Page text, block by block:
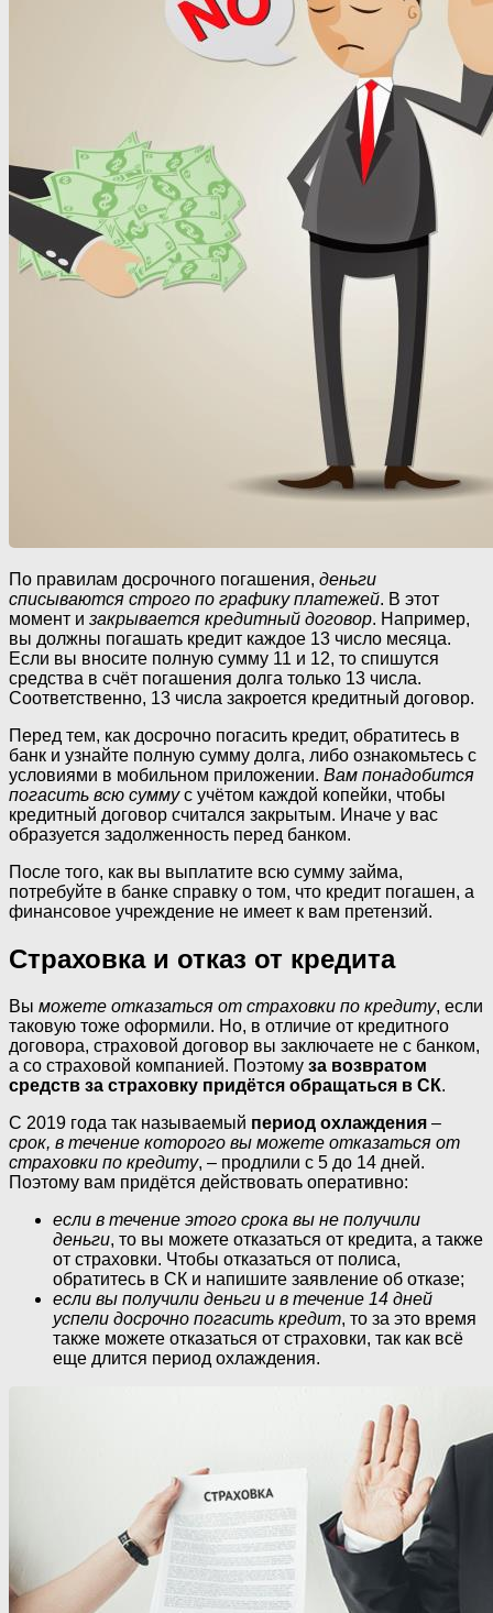
По правилам досрочного погашения, деньги
списываются строго по графику платежей. В этот
момент и закрывается кредитный договор. Например,
вы должны погашать кредит каждое 13 число месяца.
Если вы вносите полную сумму 11 и 12, то спишутся
средства в счёт погашения долга только 13 числа.
Соответственно, 13 числа закроется кредитный договор.
Перед тем, как досрочно погасить кредит, обратитесь в
банк и узнайте полную сумму долга, либо ознакомьтесь с
условиями в мобильном приложении. Вам понадобится
погасить всю суммус учётом каждой копейки, чтобы
кредитный договор считался закрытым. Иначе у вас
образуется задолженность перед банком.
После того, как вы выплатите всю сумму займа,
потребуйте в банке справку о том, что кредит погашен, а
финансовое учреждение не имеет к вам претензий.
Страховка и отказ от кредита
Вы можете отказаться от страховки по кредиту, если
таковую тоже оформили. Но, в отличие от кредитного
договора, страховой договор вы заключаете не с банком,
а со страховой компанией. Поэтому за возвратом
средств за страховку придётся обращаться в СК.
С 2019 года так называемый период охлаждения –
срок, в течение которого вы можете отказаться от
страховки по кредиту, – продлили с 5 до 14 дней.
Поэтому вам придётся действовать оперативно:
если в течение этого срока вы не получили
деньги, то вы можете отказаться от кредита, а также
от страховки. Чтобы отказаться от полиса,
обратитесь в СК и напишите заявление об отказе;
если вы получили деньги и в течение 14 дней
успели досрочно погасить кредит, то за это время
также можете отказаться от страховки, так как всё
еще длится период охлаждения.